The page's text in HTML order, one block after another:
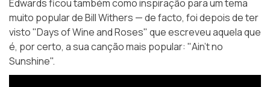
Edwards ficou também como inspiração para um tema
muito popular de Bill Withers — de facto, foi depois de ter
visto "Days of Wine and Roses" que escreveu aquela que
é, por certo, a sua canção mais popular: "Ain’t no
Sunshine".